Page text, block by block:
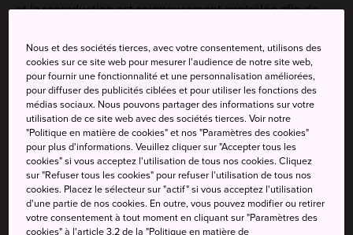
et la reproduction est soigneusement contrôlée afin de
processus se voient attribuer un numéro d'identification
individuel qui permet de remonter à leur ferme d'origine.
Ainsi, la date de naissance, la lignée et le lieu d'origine de
chaque vache sont enregistrés.
De la ferme à des granges
cinq étoiles
Nous et des sociétés tierces, avec votre consentement, utilisons des
cookies sur ce site web pour mesurer l'audience de notre site web,
pour fournir une fonctionnalité et une personnalisation améliorées,
pour diffuser des publicités ciblées et pour utiliser les fonctions des
médias sociaux. Nous pouvons partager des informations sur votre
utilisation de ce site web avec des sociétés tierces. Voir notre
"Politique en matière de cookies" et nos "Paramètres des cookies"
pour plus d'informations. Veuillez cliquer sur "Accepter tous les
cookies" si vous acceptez l'utilisation de tous nos cookies. Cliquez
sur "Refuser tous les cookies" pour refuser l'utilisation de tous nos
cookies. Placez le sélecteur sur "actif" si vous acceptez l'utilisation
d'une partie de nos cookies. En outre, vous pouvez modifier ou retirer
votre consentement à tout moment en cliquant sur "Paramètres des
cookies" à l'article 3.2 de la "Politique en matière de